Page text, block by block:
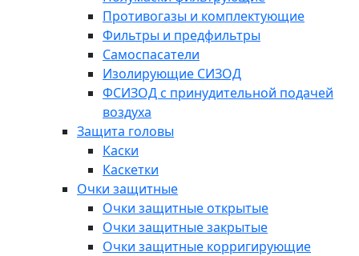
Противогазы и комплектующие
Фильтры и предфильтры
Самоспасатели
Изолирующие СИЗОД
ФСИЗОД с принудительной подачей
воздуха
Защита головы
Каски
Каскетки
Очки защитные
Очки защитные открытые
Очки защитные закрытые
Очки защитные корригирующие